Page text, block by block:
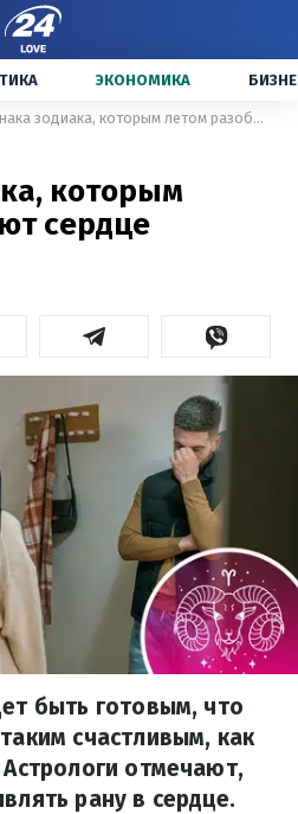
ЭКОНОМИКА
3 знака зодиака, которым летом разобьют сердце
которым
сердце
быть готовым, что
счастливым, как
отмечают,
рану в сердце.